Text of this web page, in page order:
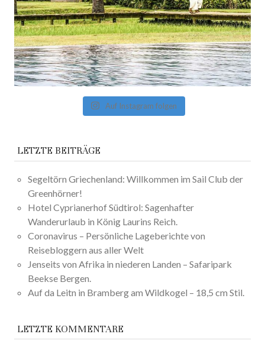
Auf Instagram folgen
LETZTE BEITRÄGE
Segeltörn Griechenland: Willkommen im Sail Club der
Greenhörner!
Hotel Cyprianerhof Südtirol: Sagenhafter
Wanderurlaub in König Laurins Reich.
Coronavirus – Persönliche Lageberichte von
Reisebloggern aus aller Welt
Jenseits von Afrika in niederen Landen – Safaripark
Beekse Bergen.
Auf da Leitn in Bramberg am Wildkogel – 18,5 cm Stil.
LETZTE KOMMENTARE